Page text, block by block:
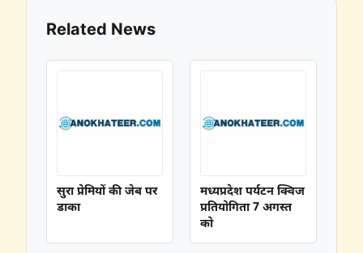
Related News
सुरा प्रेमियों की जेब पर
डाका
मध्यप्रदेश पर्यटन क्विज
प्रतियोगिता 7 अगस्त
को